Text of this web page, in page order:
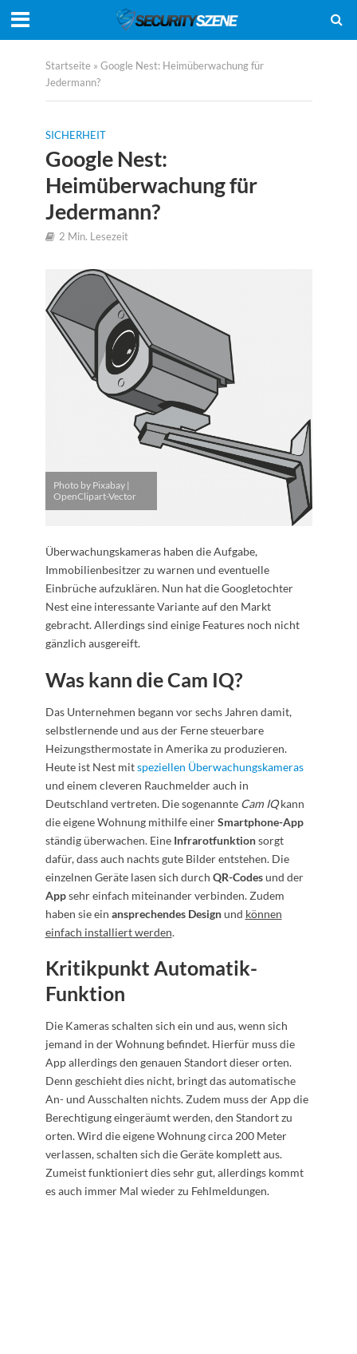
Startseite » Google Nest: Heimüberwachung für
Jedermann?
SICHERHEIT
Google Nest:
Heimüberwachung für
Jedermann?
2 Min. Lesezeit
Photo by Pixabay |
OpenClipart-Vector
Überwachungskameras haben die Aufgabe,
Immobilienbesitzer zu warnen und eventuelle
Einbrüche aufzuklären. Nun hat die Googletochter
Nest eine interessante Variante auf den Markt
gebracht. Allerdings sind einige Features noch nicht
gänzlich ausgereift.
Was kann die Cam IQ?
Das Unternehmen begann vor sechs Jahren damit,
selbstlernende und aus der Ferne steuerbare
Heizungsthermostate in Amerika zu produzieren.
Heute ist Nest mitspeziellen Überwachungskameras
und einem cleveren Rauchmelder auch in
Deutschland vertreten. Die sogenannte Cam IQkann
die eigene Wohnung mithilfe einerSmartphone-App
ständig überwachen. Eine Infrarotfunktionsorgt
dafür, dass auch nachts gute Bilder entstehen. Die
einzelnen Geräte lasen sich durch QR-Codesund der
Appsehr einfach miteinander verbinden. Zudem
haben sie ein ansprechendes Designund können
einfach installiert werden.
Kritikpunkt Automatik-
Funktion
Die Kameras schalten sich ein und aus, wenn sich
jemand in der Wohnung befindet. Hierfür muss die
App allerdings den genauen Standort dieser orten.
Denn geschieht dies nicht, bringt das automatische
An- und Ausschalten nichts. Zudem muss der App die
Berechtigung eingeräumt werden, den Standort zu
orten. Wird die eigene Wohnung circa 200 Meter
verlassen, schalten sich die Geräte komplett aus.
Zumeist funktioniert dies sehr gut, allerdings kommt
es auch immer Mal wieder zu Fehlmeldungen.